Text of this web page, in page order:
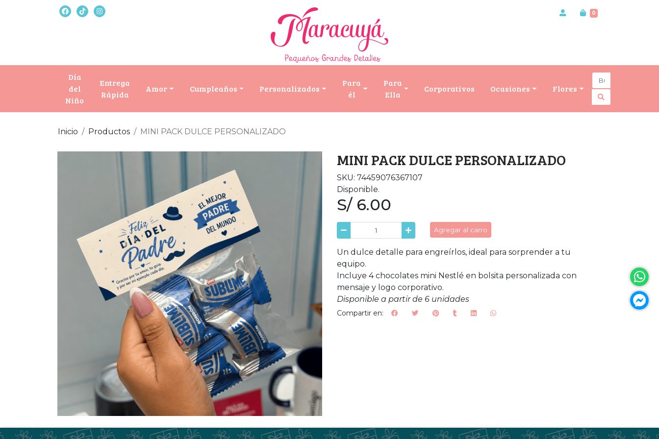
0
Día
del
Niño
Entrega
Rápida
Amor Cumpleaños Personalizados
Para
él
Para
Ella
Corporativos Ocasiones Flores
Inicio Productos MINI PACK DULCE PERSONALIZADO
MINI PACK DULCE PERSONALIZADO
SKU: 74459076367107
Disponible.
S/ 6.00
Agregar al carro
Un dulce detalle para engreírlos, ideal para sorprender a tu
equipo.
Incluye 4 chocolates mini Nestlé en bolsita personalizada con
mensaje y logo corporativo.
Disponible a partir de 6 unidades
Compartir en: